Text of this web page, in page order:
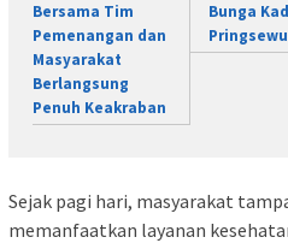
Bersama Tim
Pemenangan dan
Masyarakat
Berlangsung
Penuh Keakraban
Bunga
Pringsewu
Sejak pagi hari, masyarakat
memanfaatkan layanan